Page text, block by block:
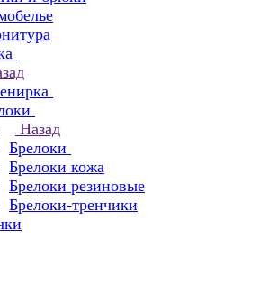
Назад
Брелоки
Брелоки кожа
Брелоки резиновые
Брелоки-тренчики